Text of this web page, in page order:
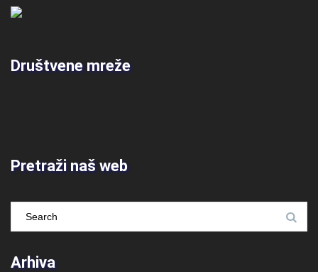
Društvene mreže
Pretraži naš web
Arhiva